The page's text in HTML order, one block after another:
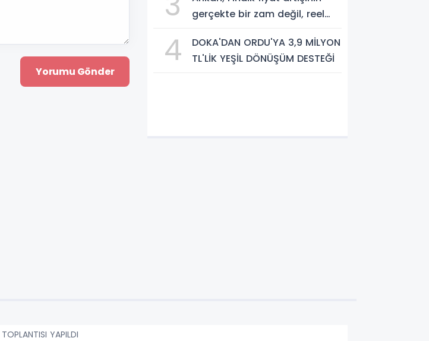
gerçekte bir zam değil, reel
savundu.
4
DOKA'DAN ORDU'YA 3,9 MİLYON
TL'LİK YEŞİL DÖNÜŞÜM DESTEĞİ
YAPILDI